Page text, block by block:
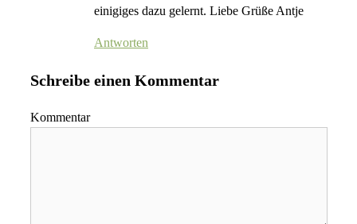
einigiges dazu gelernt. Liebe Grüße Antje
Antworten
Schreibe einen Kommentar
Kommentar